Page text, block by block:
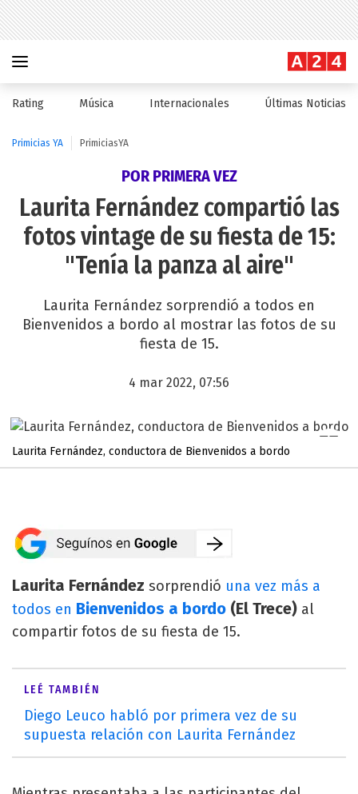
Rating Música Internacionales Últimas Noticias
Primicias YA PrimiciasYA
POR PRIMERA VEZ
Laurita Fernández compartió las
fotos vintage de su fiesta de 15:
"Tenía la panza al aire"
Laurita Fernández sorprendió a todos en
Bienvenidos a bordo al mostrar las fotos de su
fiesta de 15.
4 mar 2022, 07:56
Laurita Fernández, conductora de Bienvenidos a bordo
Laurita Fernández sorprendió una vez más a
todos en Bienvenidos a bordo (El Trece) al
compartir fotos de su fiesta de 15.
LEÉ TAMBIÉN
Diego Leuco habló por primera vez de su
supuesta relación con Laurita Fernández